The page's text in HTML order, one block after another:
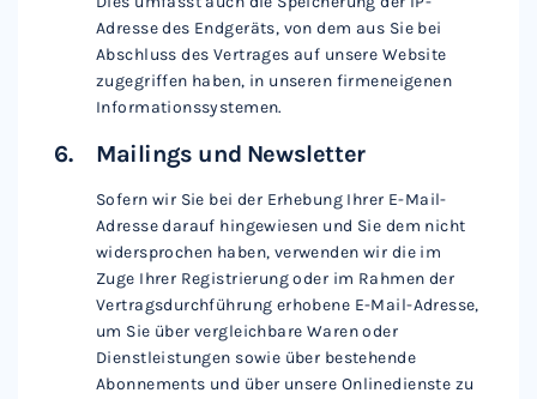
Adresse des Endgeräts, von dem aus Sie bei
Abschluss des Vertrages auf unsere Website
zugegriffen haben, in unseren firmeneigenen
Informationssystemen.
Mailings und Newsletter
Sofern wir Sie bei der Erhebung Ihrer E-Mail-
Adresse darauf hingewiesen und Sie dem nicht
widersprochen haben, verwenden wir die im
Zuge Ihrer Registrierung oder im Rahmen der
Vertragsdurchführung erhobene E-Mail-Adresse,
um Sie über vergleichbare Waren oder
Dienstleistungen sowie über bestehende
Abonnements und über unsere Onlinedienste zu